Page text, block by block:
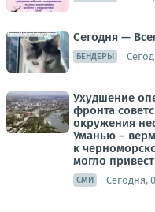
Сегодня —
БЕНДЕРЫ
Ухудшение
фронта
окружения
Уманью –
к
могло
СМИ Сегодня,